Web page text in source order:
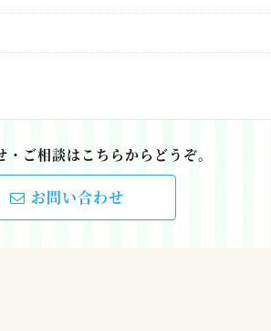
・ご相談はこちらからどうぞ。
お問い合わせ